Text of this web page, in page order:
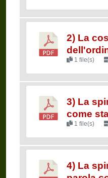
2) La
1 file(s)
3) La
come
1 file(s)
4) La